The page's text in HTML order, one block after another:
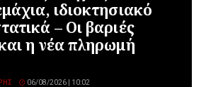
ιδιοκτησιακό
– Οι βαριές
η νέα πληρωμή
06/08/2026 | 10:02